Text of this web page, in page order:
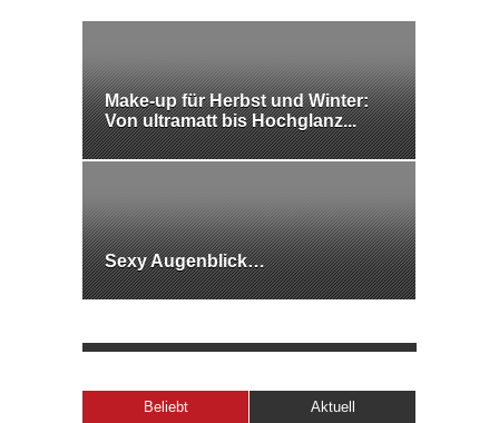
Make-up für Herbst und Winter:
Von ultramatt bis Hochglanz...
Sexy Augenblick…
Beliebt Aktuell